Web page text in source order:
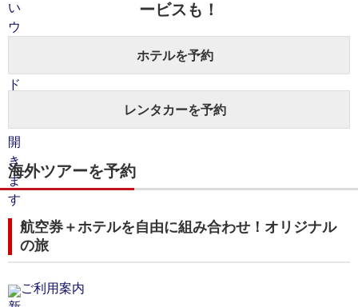
ービスも！
ホテルを予約
レンタカーを予約
海外ツアーを予約
航空券＋ホテルを自由に組み合わせ！オリジナル
の旅
ご利用案内